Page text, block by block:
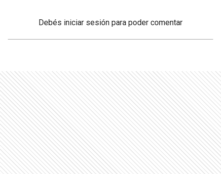
Debés iniciar sesión para poder comentar